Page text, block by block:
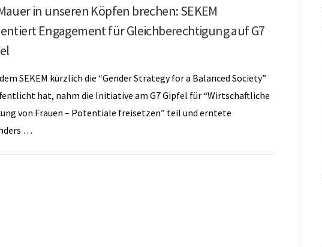
in unseren Köpfen brechen: SEKEM
Engagement für Gleichberechtigung auf G7
SEKEM kürzlich die “Gender Strategy for a Balanced Society”
hat, nahm die Initiative am G7 Gipfel für “Wirtschaftliche
von Frauen – Potentiale freisetzen” teil und erntete
…